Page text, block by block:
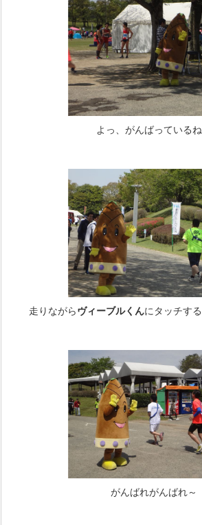
よっ、がんばっているね
走りながらヴィーブルくんにタッチす
がんばれがんばれ～